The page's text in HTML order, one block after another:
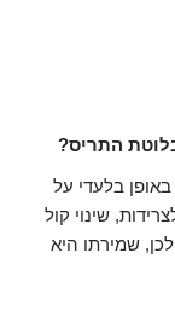
התריס?
בלעדי על
שינוי קול
שמירתו היא